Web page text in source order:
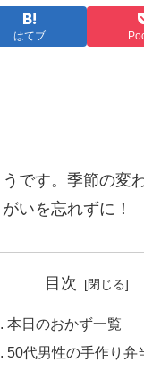
はてブ
です。季節の変
いを忘れずに！
目次
本日のおかず一覧
50代男性の手作り弁